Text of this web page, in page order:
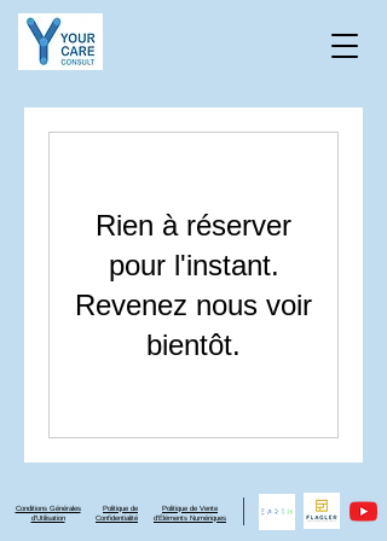
Rien à réserver
pour l'instant.
Revenez nous voir
bientôt.
Conditions Générales
d'Utilisation
Politique de
Confidentialité
Politique de Vente
d'Éléments Numériques